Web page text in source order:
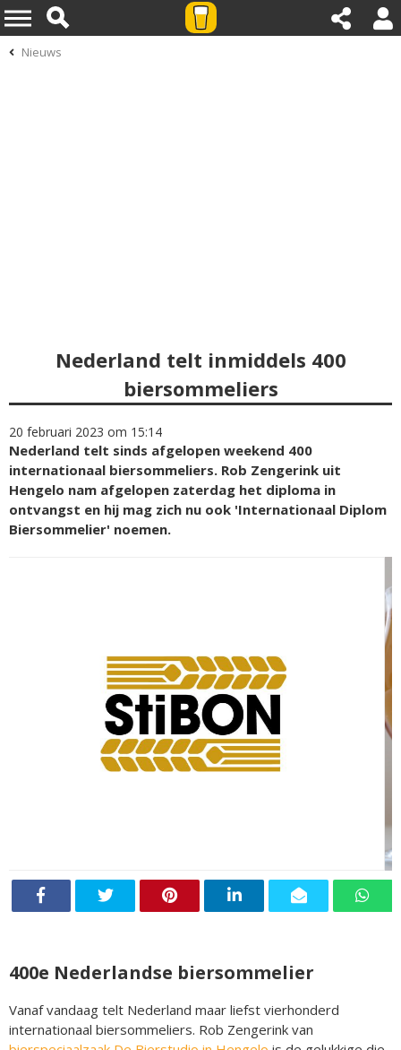
Nieuws
Nederland telt inmiddels 400
biersommeliers
20 februari 2023 om 15:14
Nederland telt sinds afgelopen weekend 400
internationaal biersommeliers. Rob Zengerink uit
Hengelo nam afgelopen zaterdag het diploma in
ontvangst en hij mag zich nu ook 'Internationaal Diplom
Biersommelier' noemen.
400e Nederlandse biersommelier
Vanaf vandaag telt Nederland maar liefst vierhonderd
internationaal biersommeliers. Rob Zengerink van